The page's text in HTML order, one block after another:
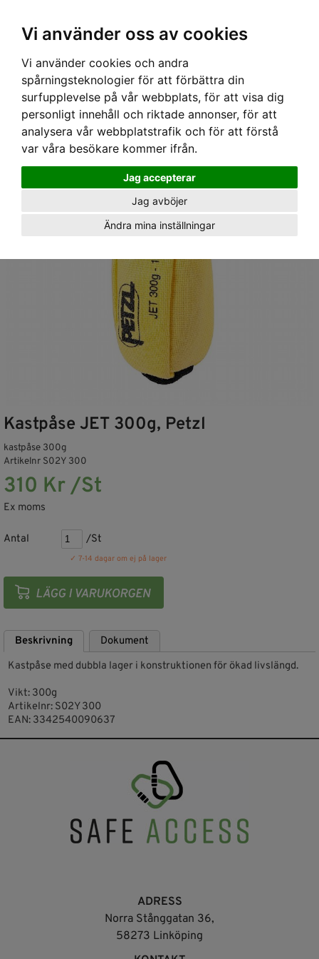
Vi använder oss av cookies
Vi använder cookies och andra
spårningsteknologier för att förbättra din
surfupplevelse på vår webbplats, för att visa dig
personligt innehåll och riktade annonser, för att
analysera vår webbplatstrafik och för att förstå
var våra besökare kommer ifrån.
Jag accepterar
Jag avböjer
Ändra mina inställningar
Hem›Utrustning›Arborist› Kastpåse JET 300g, Petzl
Kastpåse JET 300g, Petzl
kastpåse 300g
Artikelnr S02Y 300
310 Kr /St
Ex moms
Antal /St
✓ 7-14 dagar om ej på lager
Beskrivning
Dokument
Kastpåse med dubbla lager i konstruktionen för ökad livslängd.
Vikt: 300g
Artikelnr: S02Y 300
EAN: 3342540090637
ADRESS
Norra Stånggatan 36,
58273 Linköping